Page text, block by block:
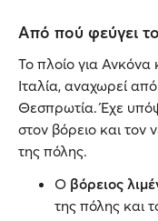
Από πού φεύγει
Το πλοίο για
Ιταλία, αναχωρεί
Θεσπρωτία. Έχε
στον βόρειο και τον
της πόλης.
Ο βόρειος
της πόλης και